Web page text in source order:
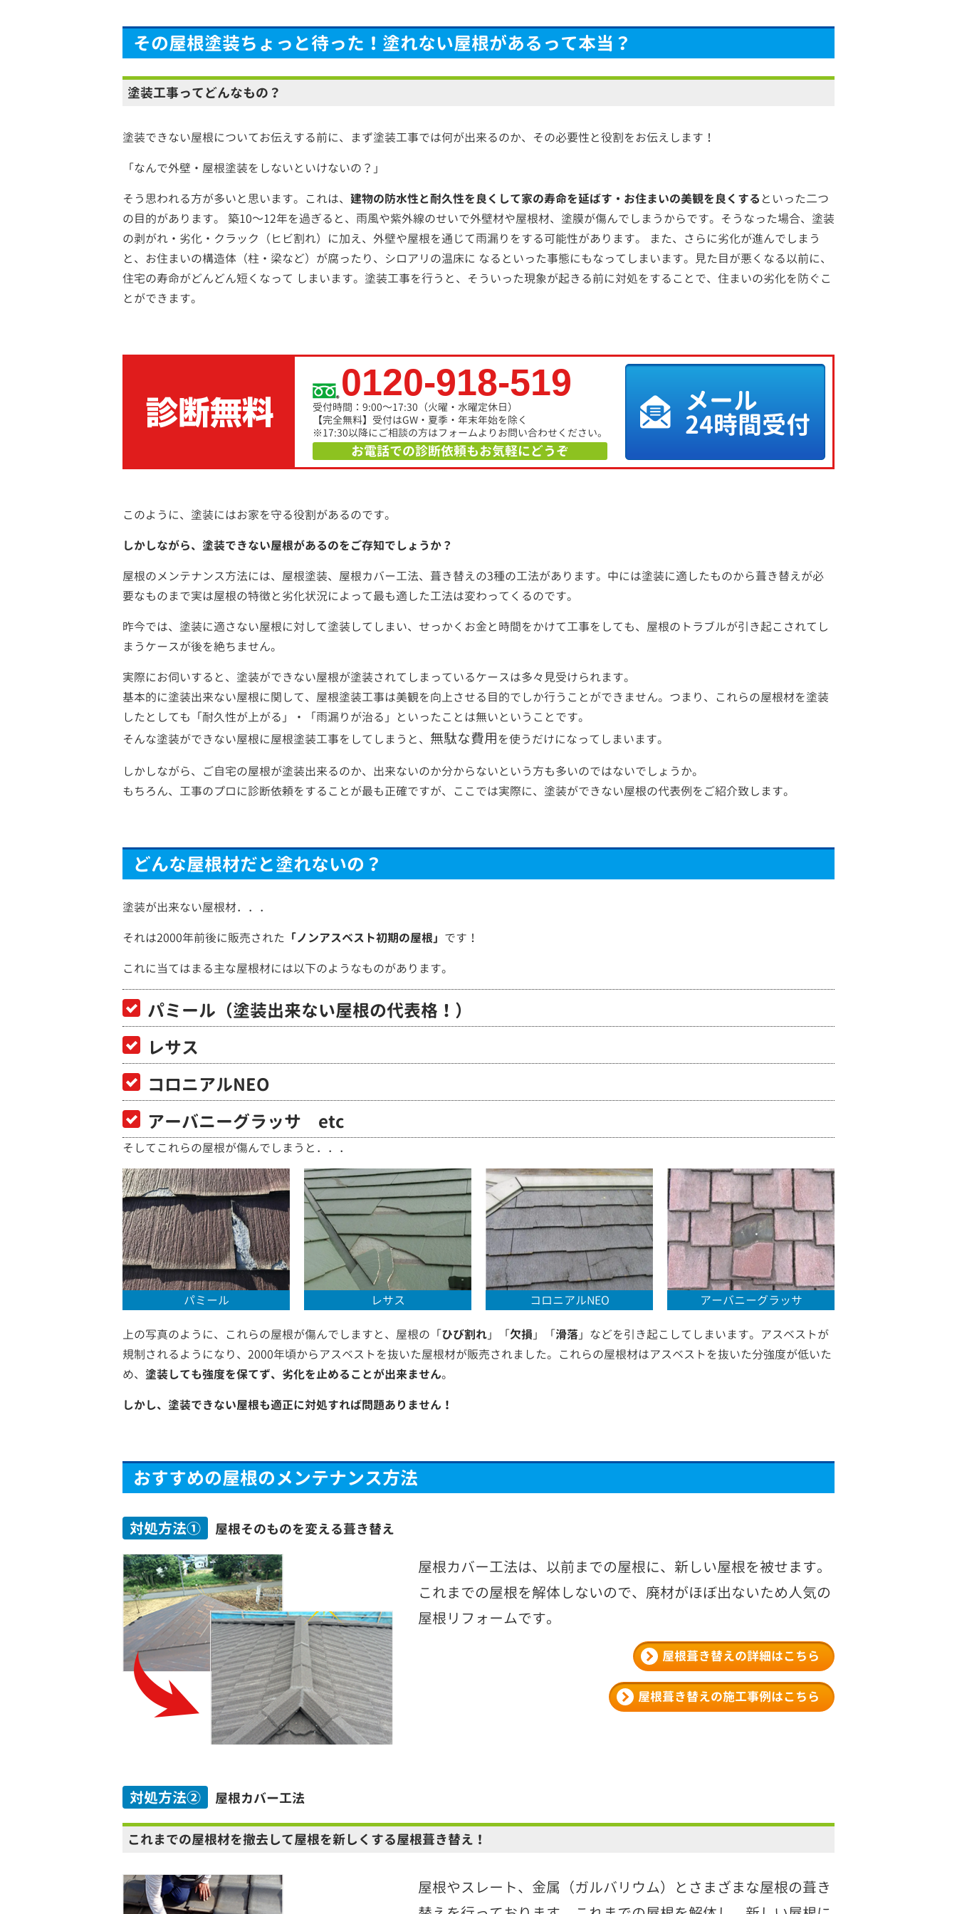
その屋根塗装ちょっと待った！塗れない屋根があるって本当？
塗装工事ってどんなもの？
塗装できない屋根についてお伝えする前に、まず塗装工事では何が出来るのか、その必要性と役割をお伝えします！
「なんで外壁・屋根塗装をしないといけないの？」
そう思われる方が多いと思います。これは、 建物の防水性と耐久性を良くして家の寿命を延ばす・お住まいの美観を良くする といった二つ
の目的があります。 築10～12年を過ぎると、雨風や紫外線のせいで外壁材や屋根材、塗膜が傷んでしまうからです。そうなった場合、塗装
の剥がれ・劣化・クラック（ヒビ割れ）に加え、外壁や屋根を通じて雨漏りをする可能性があります。 また、さらに劣化が進んでしまう
と、お住まいの構造体（柱・梁など）が腐ったり、シロアリの温床に なるといった事態にもなってしまいます。見た目が悪くなる以前に、
住宅の寿命がどんどん短くなって しまいます。塗装工事を行うと、そういった現象が起きる前に対処をすることで、住まいの劣化を防ぐこ
とができます。
0120-918-519
受付時間：9:00～17:30（火曜・水曜定休日）
【完全無料】受付はGW・夏季・年末年始を除く
※17:30以降にご相談の方はフォームよりお問い合わせください。
お電話での診断依頼もお気軽にどうぞ
メール
24時間受付
このように、塗装にはお家を守る役割があるのです。
しかしながら、塗装できない屋根があるのをご存知でしょうか？
屋根のメンテナンス方法には、屋根塗装、屋根カバー工法、葺き替えの3種の工法があります。中には塗装に適したものから葺き替えが必
要なものまで実は屋根の特徴と劣化状況によって最も適した工法は変わってくるのです。
昨今では、塗装に適さない屋根に対して塗装してしまい、せっかくお金と時間をかけて工事をしても、屋根のトラブルが引き起こされてし
まうケースが後を絶ちません。
実際にお伺いすると、塗装ができない屋根が塗装されてしまっているケースは多々見受けられます。
基本的に塗装出来ない屋根に関して、屋根塗装工事は美観を向上させる目的でしか行うことができません。つまり、これらの屋根材を塗装
したとしても「耐久性が上がる」・「雨漏りが治る」といったことは無いということです。
そんな塗装ができない屋根に屋根塗装工事をしてしまうと、 無駄な費用を使うだけになってしまいます。
しかしながら、ご自宅の屋根が塗装出来るのか、出来ないのか分からないという方も多いのではないでしょうか。
もちろん、工事のプロに診断依頼をすることが最も正確ですが、ここでは実際に、塗装ができない屋根の代表例をご紹介致します。
どんな屋根材だと塗れないの？
塗装が出来ない屋根材．．．
それは2000年前後に販売された 「ノンアスベスト初期の屋根」 です！
これに当てはまる主な屋根材には以下のようなものがあります。
パミール（塗装出来ない屋根の代表格！）
レサス
コロニアルNEO
アーバニーグラッサ etc
そしてこれらの屋根が傷んでしまうと．．．
パミール レサス コロニアルNEO アーバニーグラッサ
上の写真のように、これらの屋根が傷んでしますと、屋根の「ひび割れ」「欠損 」「滑落」などを引き起こしてしまいます。アスベストが
規制されるようになり、2000年頃からアスベストを抜いた屋根材が販売されました。これらの屋根材はアスベストを抜いた分強度が低いた
め、 塗装しても強度を保てず、劣化を止めることが出来ません。
しかし、塗装できない屋根も適正に対処すれば問題ありません！
おすすめの屋根のメンテナンス方法
対処方法① 屋根そのものを変える葺き替え
屋根カバー工法は、以前までの屋根に、新しい屋根を被せます。
これまでの屋根を解体しないので、廃材がほぼ出ないため人気の
屋根リフォームです。
屋根葺き替えの詳細はこちら
屋根葺き替えの施工事例はこちら
対処方法② 屋根カバー工法
これまでの屋根材を撤去して屋根を新しくする屋根葺き替え！
屋根やスレート、金属（ガルバリウム）とさまざまな屋根の葺き